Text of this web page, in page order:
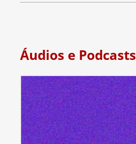
Áudios e Podcasts